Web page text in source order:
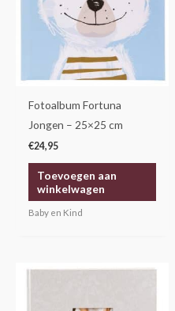
Fotoalbum Fortuna
Jongen – 25×25 cm
€24,95
Toevoegen aan
winkelwagen
Baby en Kind